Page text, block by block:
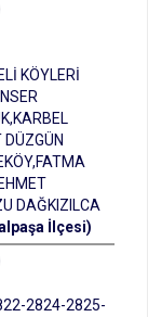
KÖYLERİ
DAĞKIZILCA
İlçesi)
2824-2825-